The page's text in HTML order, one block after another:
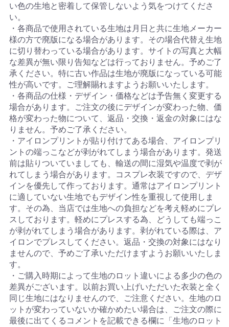
い色の生地と密着して保管しないよう気をつけてくださ
い。
・各商品で使用されている生地は月日と共に生地メーカー
様の方で廃版になる場合があります。その場合代替え生地
に切り替わっている場合があります。サイトの写真と大幅
な差異が無い限り告知などは行っておりません。予めご了
承ください。特に古い作品は生地が廃版になっている可能
性が高いです。ご理解賜れますようお願いいたします。
・各商品の仕様・デザイン・価格などは予告無く変更する
場合があります。ご注文の後にデザインが変わった物、価
格が変わった物について、返品・交換・返金の対象にはな
りません。予めご了承ください。
・アイロンプリントが貼り付けてある場合、アイロンプリ
ントの端っこなどが剥がれてしまう場合があります。発送
前は貼りついていましても、輸送の間に湿気や温度で剥が
れてしまう場合があります。コスプレ衣装ですので、デザ
インを優先して作っております。通常はアイロンプリント
に適していない生地でもデザイン性を重視して使用しま
す。その為、当店では生地への負担などを考え軽めにプレ
スしております。軽めにプレスする為、どうしても端っこ
が剥がれてしまう場合があります。剥がれている際は、ア
イロンでプレスしてください。返品・交換の対象にはなり
ませんので、予めご了承いただけますようお願いいたしま
す。
・ご購入時期によって生地のロット違いによる多少の色の
差異がございます。以前お買い上げいただいた衣装と全く
同じ生地にはなりませんので、ご注意ください。生地のロ
ットが変わっていないか確かめたい場合は、ご注文の際に
最後に出てくるコメントを記載できる欄に「生地のロット